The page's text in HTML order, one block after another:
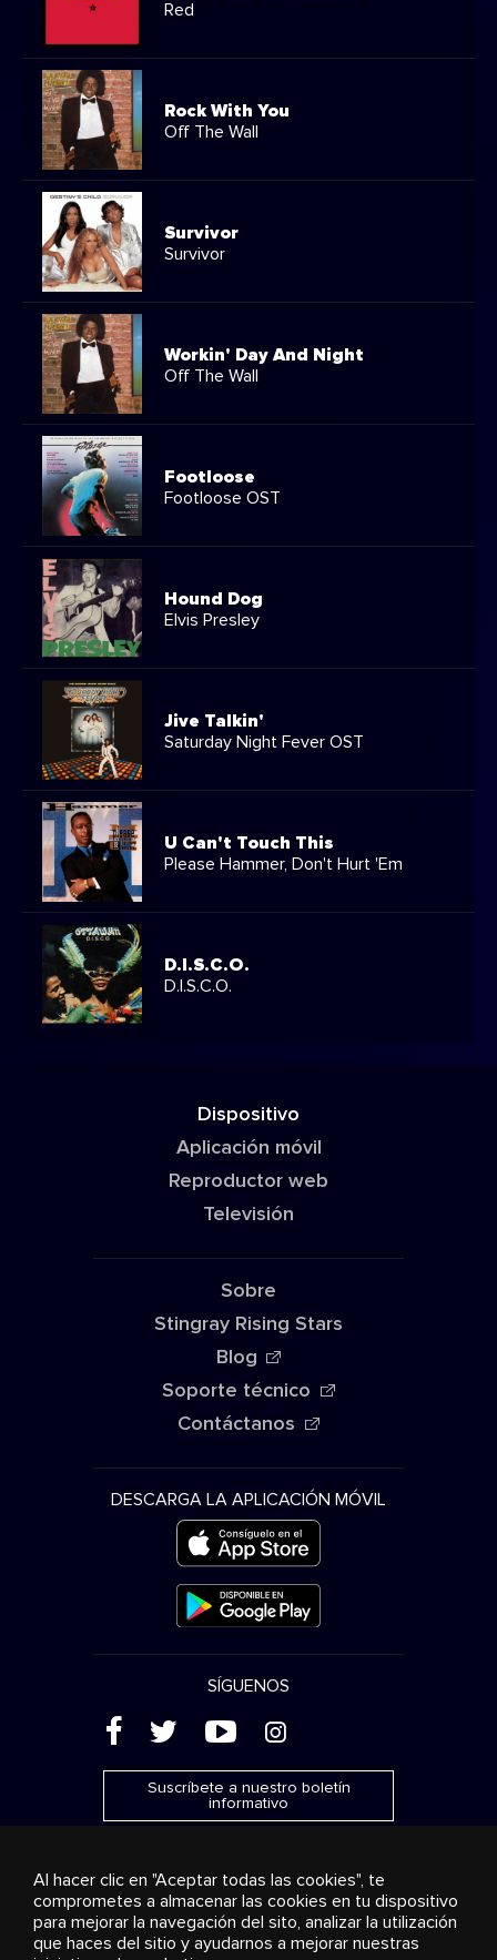
Red
Rock With You
Off The Wall
Survivor
Survivor
Workin' Day And Night
Off The Wall
Footloose
Footloose OST
Hound Dog
Elvis Presley
Jive Talkin'
Saturday Night Fever OST
U Can't Touch This
Please Hammer, Don't Hurt 'Em
D.I.S.C.O.
D.I.S.C.O.
Dispositivo
Aplicación móvil
Reproductor web
Televisión
Sobre
Stingray Rising Stars
Blog
Soporte técnico
Contáctanos
DESCARGA LA APLICACIÓN MÓVIL
SÍGUENOS
( ' + &
Suscríbete a nuestro boletín
informativo
Publicidad Transmisión y distribución
Productos de
consumo
Soluciones empresariales Radio
Sobre
Al hacer clic en "Aceptar todas las cookies", te
comprometes a almacenar las cookies en tu dispositivo
para mejorar la navegación del sito, analizar la utilización
que haces del sitio y ayudarnos a mejorar nuestras